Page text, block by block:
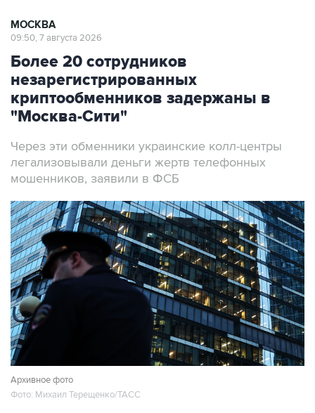
МОСКВА
09:50, 7 августа 2026
Более 20 сотрудников
незарегистрированных
криптообменников задержаны в
"Москва-Сити"
Через эти обменники украинские колл-центры
легализовывали деньги жертв телефонных
мошенников, заявили в ФСБ
Архивное фото
Фото: Михаил Терещенко/ТАСС